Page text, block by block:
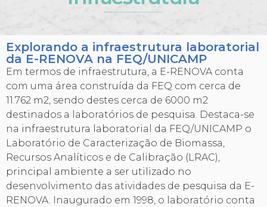
Explorando a infraestrutura laboratorial
da E-RENOVA na FEQ/UNICAMP
Em termos de infraestrutura, a E-RENOVA conta
com uma área construída da FEQ com cerca de
11.762 m2, sendo destes cerca de 6000 m2
destinados a laboratórios de pesquisa. Destaca-se
na infraestrutura laboratorial da FEQ/UNICAMP o
Laboratório de Caracterização de Biomassa,
Recursos Analíticos e de Calibração (LRAC),
principal ambiente a ser utilizado no
desenvolvimento das atividades de pesquisa da E-
RENOVA. Inaugurado em 1998, o laboratório conta